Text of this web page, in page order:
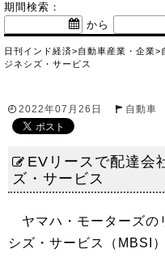
期間検索：
から
日刊インド経済>自動車産業・企業>
ジネシズ・サービス
2022年07月26日 自動車
EVリースで配達会
ズ・サービス
ヤマハ・モーターズの
シズ・サービス（MBSI